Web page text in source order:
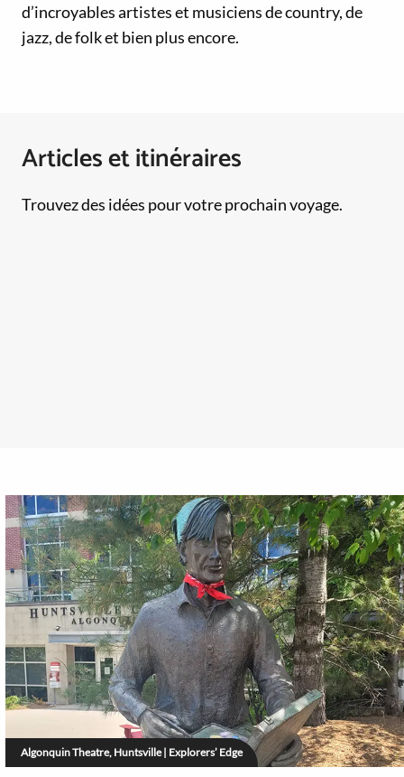
d’incroyables artistes et musiciens de country, de
jazz, de folk et bien plus encore.
Articles et itinéraires
Trouvez des idées pour votre prochain voyage.
Algonquin Theatre, Huntsville | Explorers’ Edge